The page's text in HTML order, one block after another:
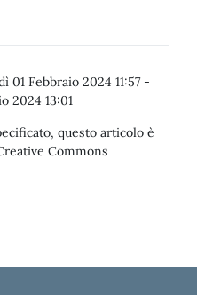
01 Febbraio 2024 11:57 -
2024 13:01
questo articolo è
Commons